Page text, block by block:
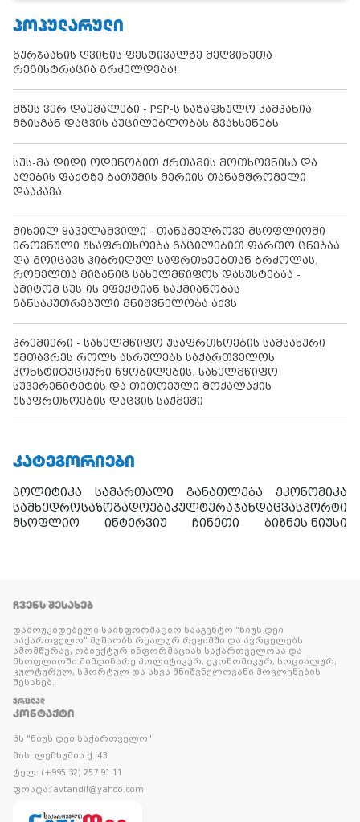
ᲞᲝᲞᲣᲚᲐᲠᲣᲚᲘ
გურჯაანის ღვინის ფესტივალზე მეღვინეთა
რეგისტრაცია გრძელდება!
მზეს ვერ დაემალები - PSP-ს საზაფხულო კამპანია
მზისგან დაცვის აუცილებლობას გვახსენებს
სუს-მა დიდი ოდენობით ქრთამის მოთხოვნისა და
აღების ფაქტზე ბათუმის მერიის თანამშრომელი
დააკავა
მიხეილ ყაველაშვილი - თანამედროვე მსოფლიოში
ეროვნული უსაფრთხოება გაცილებით ფართო ცნებაა
და მოიცავს ჰიბრიდულ საფრთხეებთან ბრძოლას,
რომელთა მიზანიც სახელმწიფოს დასუსტებაა -
ამიტომ სუს-ის ეფექტიან საქმიანობას
განსაკუთრებული მნიშვნელობა აქვს
პრემიერი - სახელმწიფო უსაფრთხოების სამსახური
უმთავრეს როლს ასრულებს საქართველოს
კონსტიტუციური წყობილების, სახელმწიფო
სუვერენიტეტის და თითოეული მოქალაქის
უსაფრთხოების დაცვის საქმეში
ᲙᲐᲢᲔᲒᲝᲠᲘᲔᲑᲘ
პოლიტიკა სამართალი განათლება
ეკონომიკა
სამხედროსაზოგადოებაკულტურაჯანდაცვასპორტი
მსოფლიო
ინტერვიუ ჩინეთი ბიზნეს ნიუსი
ᲩᲕᲔᲜᲡ ᲨᲔᲡᲐᲮᲔᲑ
დამოუკიდებელი საინფორმაციო სააგენტო “ნიუს დეი
საქართველო” მუშაობს რეალურ რეჟიმში და ავრცელებს
ამომწურავ, ობიექტურ ინფორმაციას საქართველოსა და
მსოფლიოში მიმდინარე პოლიტიკურ, ეკონომიკურ, სოციალურ,
კულტურულ, სპორტულ და სხვა მნიშვნელოვანი მოვლენების
შესახებ.
ᲕᲠᲪᲚᲐᲓ
ᲙᲝᲜᲢᲐᲥᲢᲘ
პს "ნიუს დეი საქართველო"
მის: ლეჩხუმის ქ. 43
ტელ: (+995 32) 257 91 11
ფოსტა: avtandil@yahoo.com